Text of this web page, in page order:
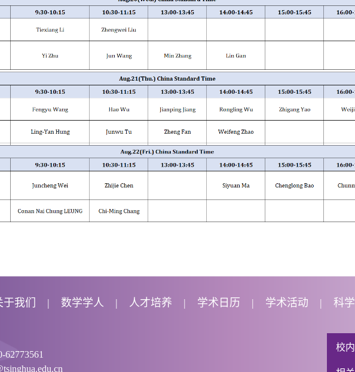
于我们 数学学人 人才培养 学术日历 学术活动 科
62773561
校